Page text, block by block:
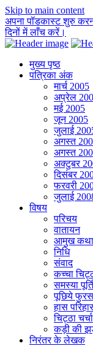
Skip to main content
अपना पॉडकास्ट शुरु
दिनों में लाँच करें।
मुख्य पृष्ठ
पत्रिका अंक
मार्च 2005
अप्रेल
मई 2005
जून 2005
जुलाई
अगस्त
अगस्त
अक्टुबर
दिसंबर
फरवरी
जुलाई
विषय
परिचय
वातायन
आमुख कथा
निधि
संवाद
कच्चा
समस्या पूर्ति
पूछिये
हास
चिट्ठा चर्चा
कड़ी की
निरंतर के लेखक